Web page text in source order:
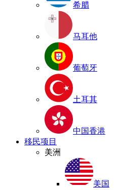
希腊
马耳他
葡萄牙
土耳其
中国香港
移民项目
美洲
美国